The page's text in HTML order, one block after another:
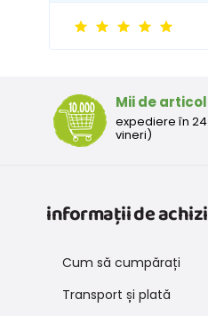
Mii de
expediere în
vineri)
informații de
Cum să cumpărați
Transport și plată